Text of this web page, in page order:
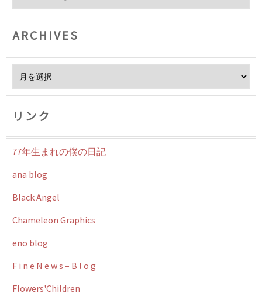
ARCHIVES
リンク
77年生まれの僕の日記
ana blog
Black Angel
Chameleon Graphics
eno blog
F i n e N e w s – B l o g
Flowers'Children